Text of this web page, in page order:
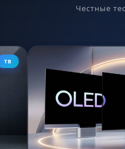
Честные
ТВ